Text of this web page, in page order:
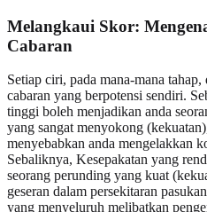
Melangkaui Skor:
Cabaran
Setiap ciri, pada mana-mana
cabaran yang berpotensi sendiri.
tinggi boleh menjadikan anda
yang sangat menyokong
menyebabkan anda mengelakkan
Sebaliknya, Kesepakatan yang
seorang perunding yang kuat
geseran dalam persekitaran
yang menyeluruh melibatkan